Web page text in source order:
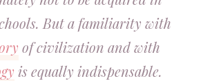
But a familiarity with
of civilization and with
is equally indispensable.